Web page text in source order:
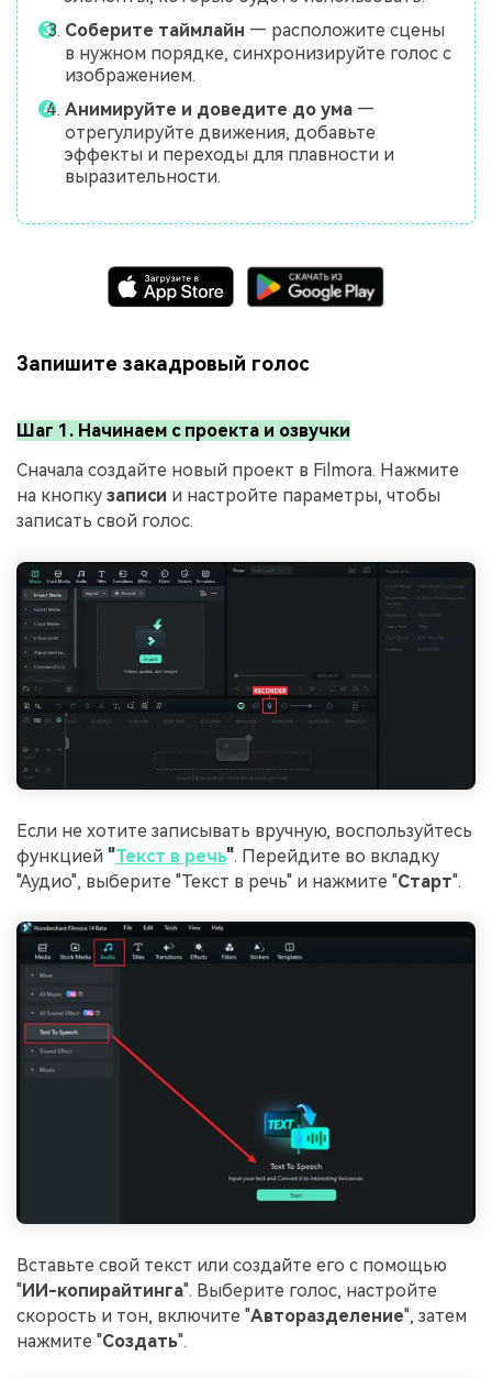
Соберите таймлайн — расположите сцены
в нужном порядке, синхронизируйте голос с
изображением.
Анимируйте и доведите до ума —
отрегулируйте движения, добавьте
эффекты и переходы для плавности и
выразительности.
Запишите закадровый голос
Шаг 1. Начинаем с проекта и озвучки
Сначала создайте новый проект в Filmora. Нажмите
на кнопку записи и настройте параметры, чтобы
записать свой голос.
Если не хотите записывать вручную, воспользуйтесь
функцией "Текст в речь". Перейдите во вкладку
"Аудио", выберите "Текст в речь" и нажмите "Старт".
Вставьте свой текст или создайте его с помощью
"ИИ-копирайтинга". Выберите голос, настройте
скорость и тон, включите "Авторазделение", затем
нажмите "Создать".